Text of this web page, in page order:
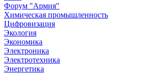
Форум "Армия"
Химическая промышленность
Цифровизация
Экология
Экономика
Электроника
Электротехника
Энергетика